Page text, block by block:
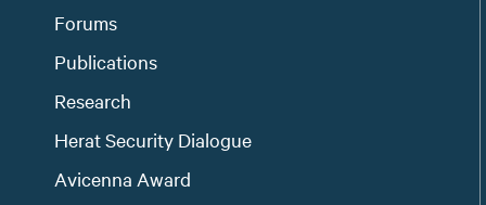
Forums
Publications
Research
Herat Security Dialogue
Avicenna Award